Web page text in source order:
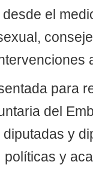
el
para
del
y
y